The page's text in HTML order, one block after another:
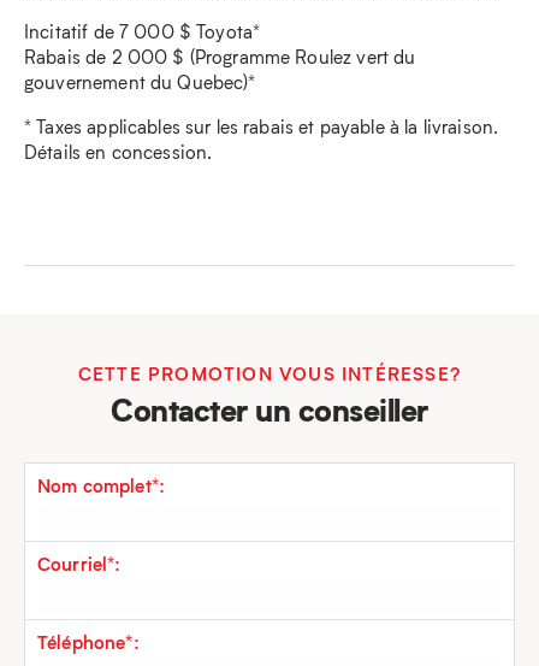
Incitatif de 7 000 $ Toyota*
Rabais de 2 000 $ (Programme Roulez vert du
gouvernement du Quebec)*
* Taxes applicables sur les rabais et payable à la livraison.
Détails en concession.
CETTE PROMOTION VOUS INTÉRESSE?
Contacter un conseiller
Nom complet*:
Courriel*:
Téléphone*: